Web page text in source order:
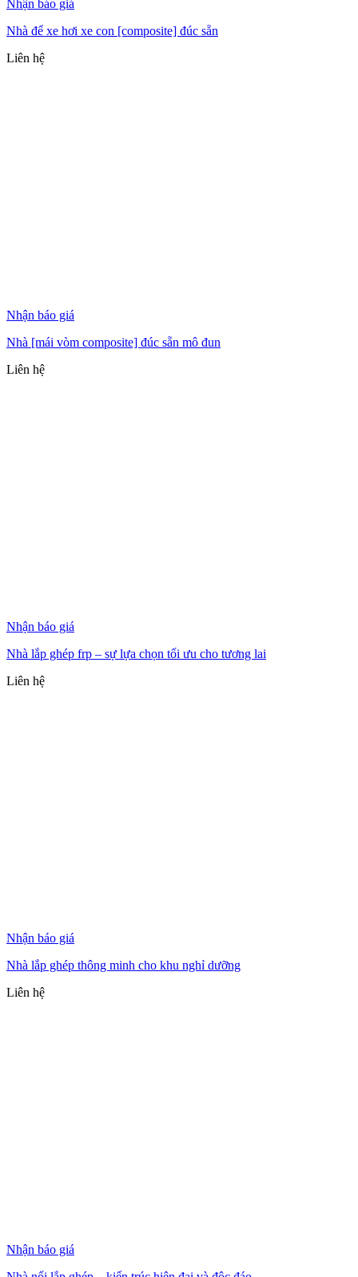
Nhận báo giá
Nhà để xe hơi xe con [composite] đúc sẵn
Liên hệ
Nhận báo giá
Nhà [mái vòm composite] đúc sẵn mô đun
Liên hệ
Nhận báo giá
Nhà lắp ghép frp – sự lựa chọn tối ưu cho tương lai
Liên hệ
Nhận báo giá
Nhà lắp ghép thông minh cho khu nghỉ dưỡng
Liên hệ
Nhận báo giá